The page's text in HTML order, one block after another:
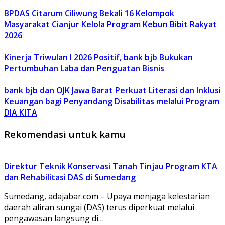
BPDAS Citarum Ciliwung Bekali 16 Kelompok
Masyarakat Cianjur Kelola Program Kebun Bibit Rakyat
2026
Kinerja Triwulan I 2026 Positif, bank bjb Bukukan
Pertumbuhan Laba dan Penguatan Bisnis
bank bjb dan OJK Jawa Barat Perkuat Literasi dan Inklusi
Keuangan bagi Penyandang Disabilitas melalui Program
DIA KITA
Rekomendasi untuk kamu
Direktur Teknik Konservasi Tanah Tinjau Program KTA
dan Rehabilitasi DAS di Sumedang
Sumedang, adajabar.com – Upaya menjaga kelestarian
daerah aliran sungai (DAS) terus diperkuat melalui
pengawasan langsung di…